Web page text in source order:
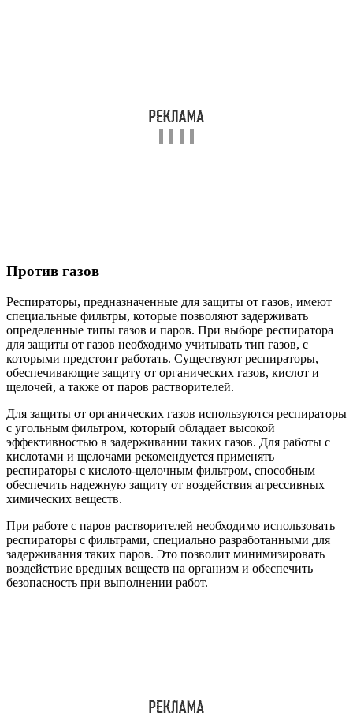
Против газов
Респираторы, предназначенные для защиты от газов, имеют
специальные фильтры, которые позволяют задерживать
определенные типы газов и паров. При выборе респиратора
для защиты от газов необходимо учитывать тип газов, с
которыми предстоит работать. Существуют респираторы,
обеспечивающие защиту от органических газов, кислот и
щелочей, а также от паров растворителей.
Для защиты от органических газов используются респираторы
с угольным фильтром, который обладает высокой
эффективностью в задерживании таких газов. Для работы с
кислотами и щелочами рекомендуется применять
респираторы с кислото-щелочным фильтром, способным
обеспечить надежную защиту от воздействия агрессивных
химических веществ.
При работе с паров растворителей необходимо использовать
респираторы с фильтрами, специально разработанными для
задерживания таких паров. Это позволит минимизировать
воздействие вредных веществ на организм и обеспечить
безопасность при выполнении работ.